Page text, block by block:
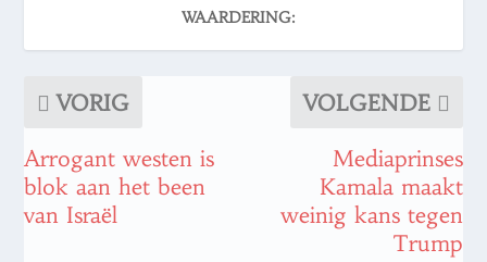
WAARDERING:
VORIG
Arrogant westen is
blok aan het been
van Israël
VOLGENDE
Mediaprinses
Kamala maakt
weinig kans tegen
Trump